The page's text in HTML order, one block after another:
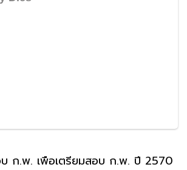
ก.พ. เพื่อเตรียมสอบ ก.พ. ปี 2570